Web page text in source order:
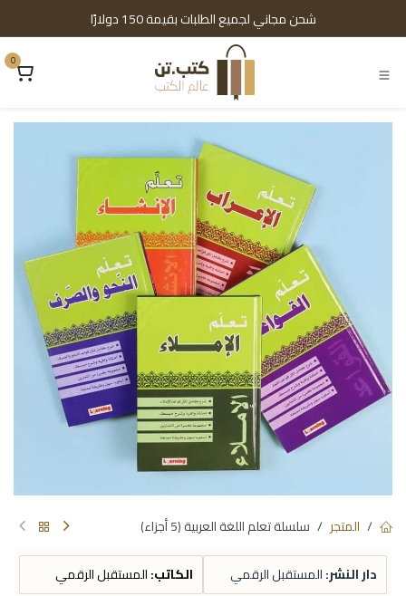
شحن مجاني لجميع الطلبات بقيمة 150 دولارًا
0
المتجر سلسلة تعلم اللغة العربية (5 أجزاء)
دار النشر:المستقبل الرقمي الكاتب:المستقبل الرقمي